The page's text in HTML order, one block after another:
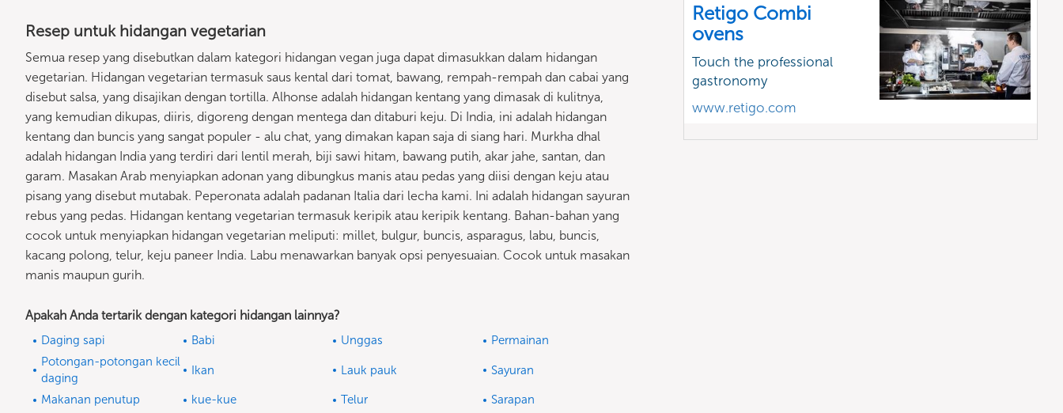
Resep untuk hidangan vegetarian
Semua resep yang disebutkan dalam kategori hidangan vegan juga dapat dimasukkan dalam hidangan
vegetarian. Hidangan vegetarian termasuk saus kental dari tomat, bawang, rempah-rempah dan cabai yang
disebut salsa, yang disajikan dengan tortilla. Alhonse adalah hidangan kentang yang dimasak di kulitnya,
yang kemudian dikupas, diiris, digoreng dengan mentega dan ditaburi keju. Di India, ini adalah hidangan
kentang dan buncis yang sangat populer - alu chat, yang dimakan kapan saja di siang hari. Murkha dhal
adalah hidangan India yang terdiri dari lentil merah, biji sawi hitam, bawang putih, akar jahe, santan, dan
garam. Masakan Arab menyiapkan adonan yang dibungkus manis atau pedas yang diisi dengan keju atau
pisang yang disebut mutabak. Peperonata adalah padanan Italia dari lecha kami. Ini adalah hidangan sayuran
rebus yang pedas. Hidangan kentang vegetarian termasuk keripik atau keripik kentang. Bahan-bahan yang
cocok untuk menyiapkan hidangan vegetarian meliputi: millet, bulgur, buncis, asparagus, labu, buncis,
kacang polong, telur, keju paneer India. Labu menawarkan banyak opsi penyesuaian. Cocok untuk masakan
manis maupun gurih.
Retigo Combi
ovens
Touch the professional
gastronomy
www.retigo.com
Apakah Anda tertarik dengan kategori hidangan lainnya?
Daging sapi Babi Unggas
Permainan
Potongan-potongan kecil
daging
Ikan Lauk pauk Sayuran
Makanan penutup kue-kue Telur
Sarapan